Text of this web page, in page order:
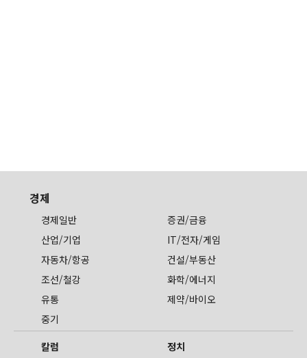
경제
경제일반
증권/금융
산업/기업
IT/전자/게임
자동차/항공
건설/부동산
조선/철강
화학/에너지
유통
제약/바이오
중기
칼럼
정치